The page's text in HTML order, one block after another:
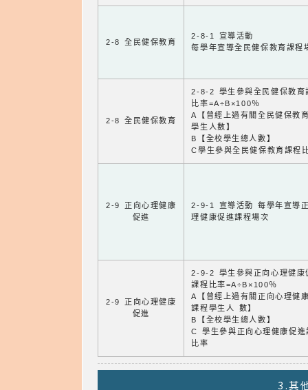
2-8 全民健保教育
2-8-1 宣導活動
每學年宣導全民健保教育課程
2-8 全民健保教育
2-8-2 學生參與全民健保教育
比率=A÷B×100％
A【曾經上過有關全民健保教
學生人數】
B【全校學生總人數】
C學生參與全民健保教育課程
2-9 正向心理健康
促進
2-9-1 宣導活動 每學年宣導
理健康促進課程場次
2-9 正向心理健康
促進
2-9-2 學生參與正向心理健康
課程比率=A÷B×100％
A【曾經上過有關正向心理健
課程學生人 數】
B【全校學生總人數】
C 學生參與正向心理健康促進
比率
3.其